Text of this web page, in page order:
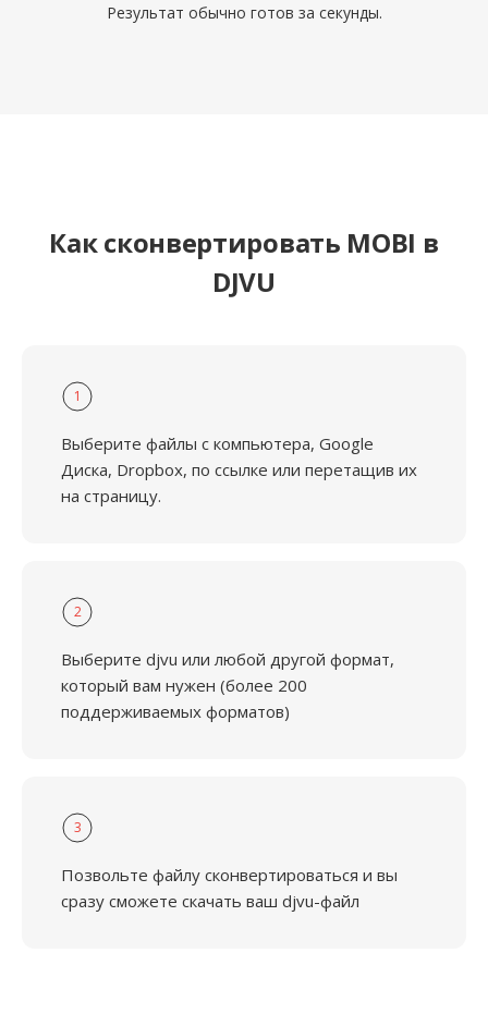
Результат обычно готов за секунды.
Как сконвертировать MOBI в
DJVU
1
Выберите файлы с компьютера, Google
Диска, Dropbox, по ссылке или перетащив их
на страницу.
2
Выберите djvu или любой другой формат,
который вам нужен (более 200
поддерживаемых форматов)
3
Позвольте файлу сконвертироваться и вы
сразу сможете скачать ваш djvu-файл